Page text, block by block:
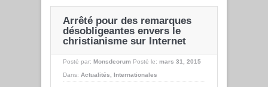
Arrêté pour des remarques
désobligeantes envers le
christianisme sur Internet
Posté par: Monsdeorum Posté le: mars 31, 2015
Dans: Actualités, Internationales